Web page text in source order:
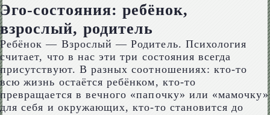
Эго-состояния: ребёнок,
взрослый, родитель
Ребёнок — Взрослый — Родитель. Психология
считает, что в нас эти три состояния всегда
присутствуют. В разных соотношениях: кто-то
всю жизнь остаётся ребёнком, кто-то
превращается в вечного «папочку» или «мамочку»
для себя и окружающих, кто-то становится до